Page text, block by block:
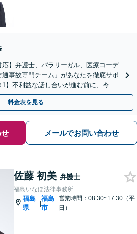
応】弁護士、パラリーガル、医療コーデ
通事故専門チーム」があなたを徹底サポ
】不利益な話し合いが進む前に、今す
料金表を見る
メールでお問い合わせ
佐藤 初美 弁護士
福島いなほ法律事務所
福島
県
|
福島
市
営業時間：08:30~17:30（平
日）